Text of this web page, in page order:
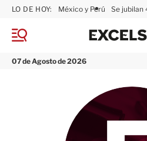
M
n
07 de Agosto de 2026
LO DE HOY: México y Perú Se jubilan